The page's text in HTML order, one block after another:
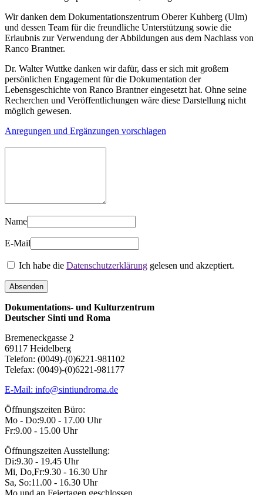
Wir danken dem Dokumentationszentrum Oberer Kuhberg (Ulm)
und dessen Team für die freundliche Unterstützung sowie die
Erlaubnis zur Verwendung der Abbildungen aus dem Nachlass von
Ranco Brantner.
Dr. Walter Wuttke danken wir dafür, dass er sich mit großem
persönlichen Engagement für die Dokumentation der
Lebensgeschichte von Ranco Brantner eingesetzt hat. Ohne seine
Recherchen und Veröffentlichungen wäre diese Darstellung nicht
möglich gewesen.
Anregungen und Ergänzungen vorschlagen
Name
E-Mail
Ich habe die Datenschutzerklärung gelesen und akzeptiert.
Dokumentations- und Kulturzentrum
Deutscher Sinti und Roma
Bremeneckgasse 2
69117 Heidelberg
Telefon: (0049)-(0)6221-981102
Telefax: (0049)-(0)6221-981177
E-Mail: info@sintiundroma.de
Öffnungszeiten Büro:
Mo - Do:9.00 - 17.00 Uhr
Fr:9.00 - 15.00 Uhr
Öffnungszeiten Ausstellung:
Di:9.30 - 19.45 Uhr
Mi, Do,Fr:9.30 - 16.30 Uhr
Sa, So:11.00 - 16.30 Uhr
Mo und an Feiertagen geschlossen